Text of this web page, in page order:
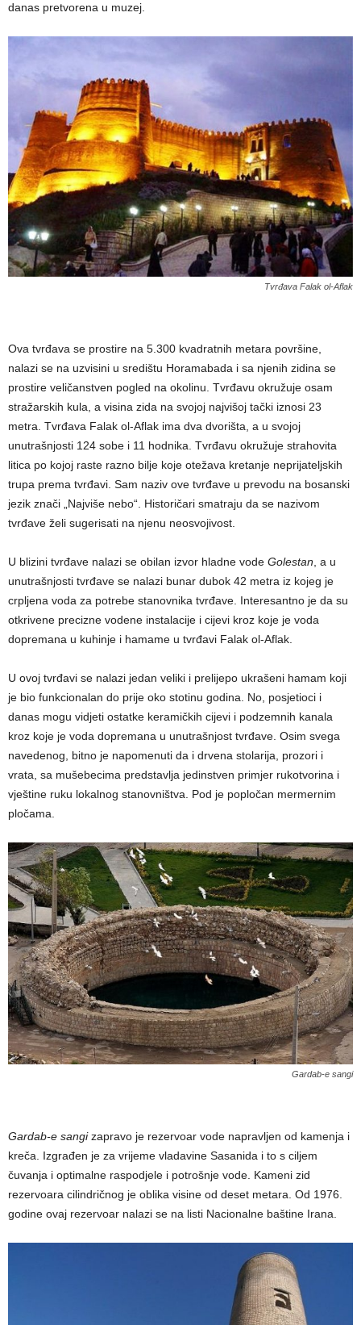
danas pretvorena u muzej.
Tvrđava Falak ol-Aflak
Ova tvrđava se prostire na 5.300 kvadratnih metara površine,
nalazi se na uzvisini u središtu Horamabada i sa njenih zidina se
prostire veličanstven pogled na okolinu. Tvrđavu okružuje osam
stražarskih kula, a visina zida na svojoj najvišoj tački iznosi 23
metra. Tvrđava Falak ol-Aflak ima dva dvorišta, a u svojoj
unutrašnjosti 124 sobe i 11 hodnika. Tvrđavu okružuje strahovita
litica po kojoj raste razno bilje koje otežava kretanje neprijateljskih
trupa prema tvrđavi. Sam naziv ove tvrđave u prevodu na bosanski
jezik znači „Najviše nebo“. Historičari smatraju da se nazivom
tvrđave želi sugerisati na njenu neosvojivost.
U blizini tvrđave nalazi se obilan izvor hladne vode Golestan , a u
unutrašnjosti tvrđave se nalazi bunar dubok 42 metra iz kojeg je
crpljena voda za potrebe stanovnika tvrđave. Interesantno je da su
otkrivene precizne vodene instalacije i cijevi kroz koje je voda
dopremana u kuhinje i hamame u tvrđavi Falak ol-Aflak.
U ovoj tvrđavi se nalazi jedan veliki i prelijepo ukrašeni hamam koji
je bio funkcionalan do prije oko stotinu godina. No, posjetioci i
danas mogu vidjeti ostatke keramičkih cijevi i podzemnih kanala
kroz koje je voda dopremana u unutrašnjost tvrđave. Osim svega
navedenog, bitno je napomenuti da i drvena stolarija, prozori i
vrata, sa mušebecima predstavlja jedinstven primjer rukotvorina i
vještine ruku lokalnog stanovništva. Pod je popločan mermernim
pločama.
Gardab-e sangi
Gardab-e sangizapravo je rezervoar vode napravljen od kamenja i
kreča. Izgrađen je za vrijeme vladavine Sasanida i to s ciljem
čuvanja i optimalne raspodjele i potrošnje vode. Kameni zid
rezervoara cilindričnog je oblika visine od deset metara. Od 1976.
godine ovaj rezervoar nalazi se na listi Nacionalne baštine Irana.